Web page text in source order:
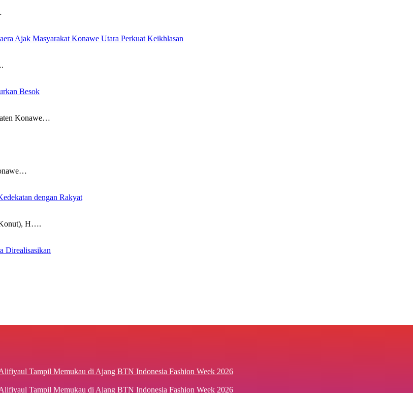
Ajak Masyarakat Konawe Utara Perkuat Keikhlasan
Besok
Konawe…
dengan Rakyat
H….
Direalisasikan
Tampil Memukau di Ajang BTN Indonesia Fashion Week 2026